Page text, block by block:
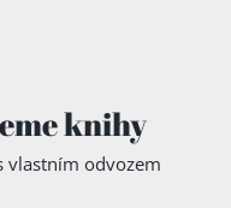
knihy
vlastním odvozem